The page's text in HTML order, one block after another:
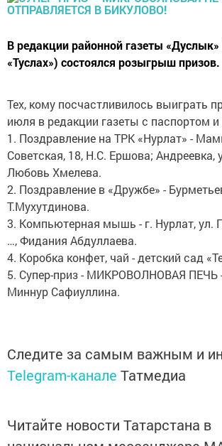
В редакции районной газеты
«Туслах») состоялся розыгрыш призов.
Тех, кому посчастливилось выиграть
июля в редакции газеты с паспортом и
1. Поздравление на ТРК «Нурлат» -
Советская, 18, Н.С. Ершова; Андреевка,
Любовь Хмелева.
2. Поздравление в «Дружбе» -
Т.Мухутдинова.
3. Компьютерная мышь - г. Нурлат, ул.
…, Фидания Абдуллаева.
4. Коробка конфет, чай - детский сад
5. Супер-приз - МИКРОВОЛНОВАЯ ПЕЧЬ
Миннур Сафиуллина.
Следите за самым важным и
Telegram-канале Татмедиа
Читайте новости Татарстана в